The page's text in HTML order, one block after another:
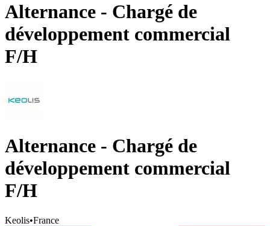
Alternance - Chargé de
développement commercial
F/H
Alternance - Chargé de
développement commercial
F/H
Keolis•France